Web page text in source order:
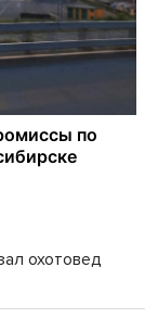
охотовед